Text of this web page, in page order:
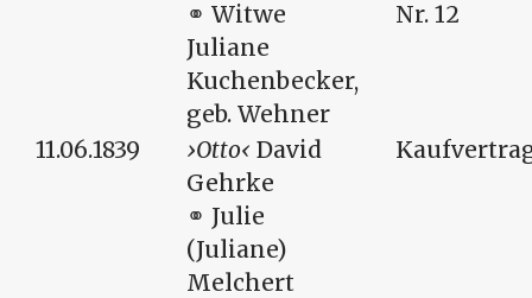
⚭ Witwe
Juliane
Kuchenbecker,
geb. Wehner
Nr. 12
11.06.1839 Otto David
Gehrke
⚭ Julie
(Juliane)
Melchert